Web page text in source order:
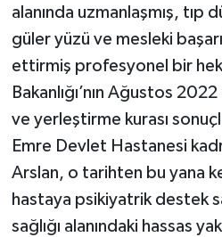
alanında uzmanlaşmış, tıp
güler yüzü ve mesleki
ettirmiş profesyonel bir
Bakanlığı’nın Ağustos
ve yerleştirme kurası
Emre Devlet Hastanesi
Arslan, o tarihten bu yana
hastaya psikiyatrik destek
sağlığı alanındaki hassas